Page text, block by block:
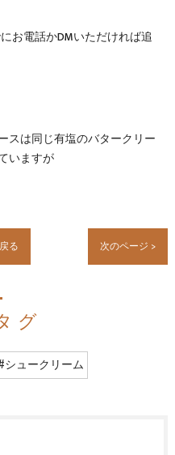
お電話かDMいただければ追
スは同じ有塩のバタークリー
いますが
る 次のページ >
グ
シュークリーム